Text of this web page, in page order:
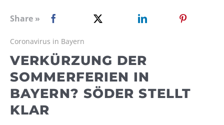
WEBRADIO
Share »
Coronavirus in Bayern
VERKÜRZUNG DER
SOMMERFERIEN IN
BAYERN? SÖDER STELLT
KLAR